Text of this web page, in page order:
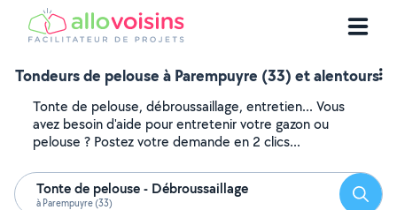
Tondeurs de pelouse à Parempuyre (33) et alentours
Tonte de pelouse, débroussaillage, entretien... Vous
avez besoin d'aide pour entretenir votre gazon ou
pelouse ? Postez votre demande en 2 clics...
Tonte de pelouse - Débroussaillage
à Parempuyre (33)